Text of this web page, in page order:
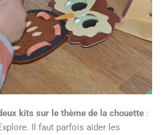
kits sur le thème de la chouette :
Il faut parfois aider les